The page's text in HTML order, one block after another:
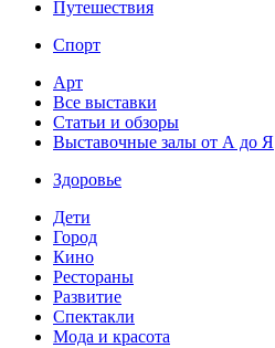
Путешествия
Спорт
Арт
Все выставки
Статьи и обзоры
Выставочные залы от А до Я
Здоровье
Дети
Город
Кино
Рестораны
Развитие
Спектакли
Мода и красота